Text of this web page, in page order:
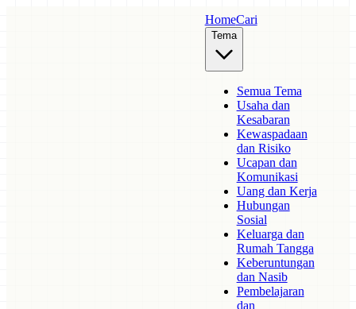
HomeCari
Tema
Semua Tema
Usaha dan
Kesabaran
Kewaspadaan
dan Risiko
Ucapan dan
Komunikasi
Uang dan Kerja
Hubungan
Sosial
Keluarga dan
Rumah Tangga
Keberuntungan
dan Nasib
Pembelajaran
dan